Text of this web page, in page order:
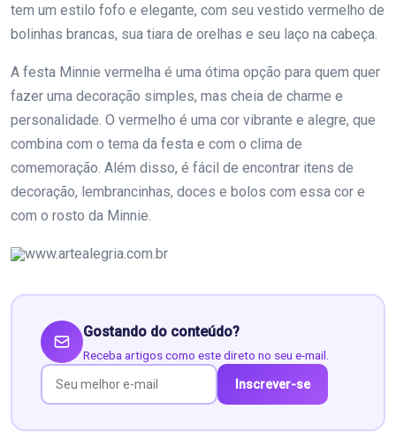
tem um estilo fofo e elegante, com seu vestido vermelho de
bolinhas brancas, sua tiara de orelhas e seu laço na cabeça.
A festa Minnie vermelha é uma ótima opção para quem quer
fazer uma decoração simples, mas cheia de charme e
personalidade. O vermelho é uma cor vibrante e alegre, que
combina com o tema da festa e com o clima de
comemoração. Além disso, é fácil de encontrar itens de
decoração, lembrancinhas, doces e bolos com essa cor e
com o rosto da Minnie.
www.artealegria.com.br
Gostando do conteúdo?
Receba artigos como este direto no seu e-mail.
Inscrever-se